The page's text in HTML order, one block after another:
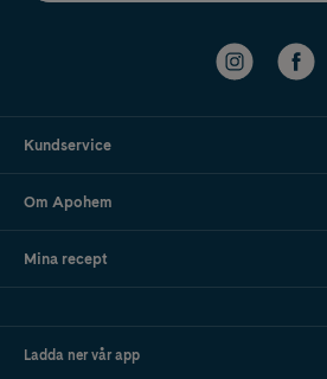
Kundservice
Om Apohem
Mina recept
Ladda ner vår app